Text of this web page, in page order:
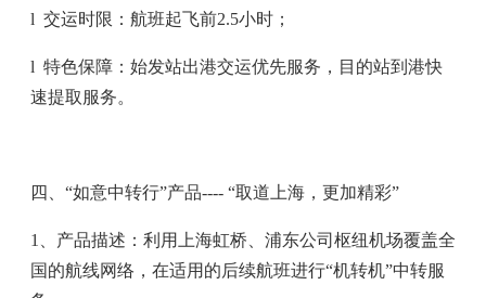
l 交运时限：航班起飞前2.5小时；
l 特色保障：始发站出港交运优先服务，目的站到港快
速提取服务。
四、“如意中转行”产品---- “取道上海，更加精彩”
1
、产品描述：利用上海虹桥、浦东公司枢纽机场覆盖全
国的航线网络，在适用的后续航班进行“机转机”中转服